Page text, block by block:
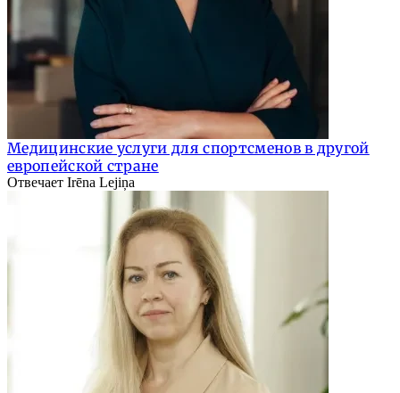
Медицинские услуги для спортсменов в другой
европейской стране
Отвечает Irēna Lejiņa